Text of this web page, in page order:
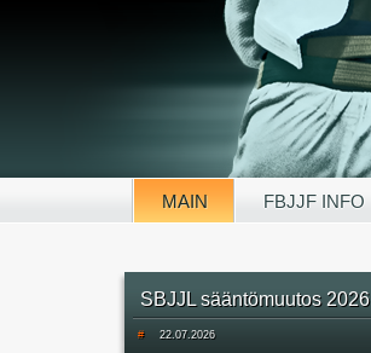
MAIN FBJJF INFO
SBJJL sääntömuutos 2026
# 22.07.2026